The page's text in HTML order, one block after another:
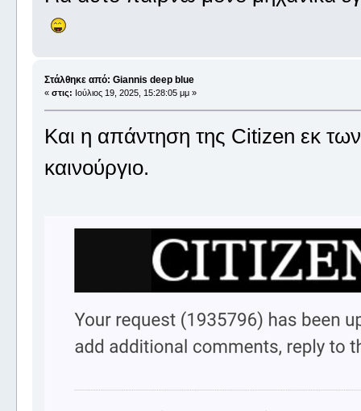
Στάλθηκε από: Giannis deep blue
« στις: Ιούλιος 19, 2025, 15:28:05 μμ »
Και η απάντηση της Citizen εκ
καινούργιο.